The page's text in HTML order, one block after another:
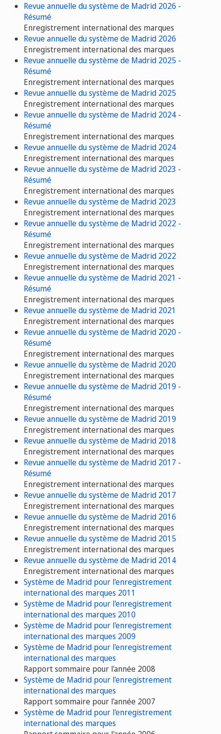
Revue annuelle du système de Madrid 2026 -
Résumé
Enregistrement international des marques
Revue annuelle du système de Madrid 2026
Enregistrement international des marques
Revue annuelle du système de Madrid 2025 -
Résumé
Enregistrement international des marques
Revue annuelle du système de Madrid 2025
Enregistrement international des marques
Revue annuelle du système de Madrid 2024 -
Résumé
Enregistrement international des marques
Revue annuelle du système de Madrid 2024
Enregistrement international des marques
Revue annuelle du système de Madrid 2023 -
Résumé
Enregistrement international des marques
Revue annuelle du système de Madrid 2023
Enregistrement international des marques
Revue annuelle du système de Madrid 2022 -
Résumé
Enregistrement international des marques
Revue annuelle du système de Madrid 2022
Enregistrement international des marques
Revue annuelle du système de Madrid 2021 -
Résumé
Enregistrement international des marques
Revue annuelle du système de Madrid 2021
Enregistrement international des marques
Revue annuelle du système de Madrid 2020 -
Résumé
Enregistrement international des marques
Revue annuelle du système de Madrid 2020
Enregistrement international des marques
Revue annuelle du système de Madrid 2019 -
Résumé
Enregistrement international des marques
Revue annuelle du système de Madrid 2019
Enregistrement international des marques
Revue annuelle du système de Madrid 2018
Enregistrement international des marques
Revue annuelle du système de Madrid 2017 -
Résumé
Enregistrement international des marques
Revue annuelle du système de Madrid 2017
Enregistrement international des marques
Revue annuelle du système de Madrid 2016
Enregistrement international des marques
Revue annuelle du système de Madrid 2015
Enregistrement international des marques
Revue annuelle du système de Madrid 2014
Enregistrement international des marques
Système de Madrid pour l'enregistrement
international des marques 2011
Système de Madrid pour l'enregistrement
international des marques 2010
Système de Madrid pour l'enregistrement
international des marques 2009
Système de Madrid pour l'enregistrement
international des marques
Rapport sommaire pour l'année 2008
Système de Madrid pour l'enregistrement
international des marques
Rapport sommaire pour l'année 2007
Système de Madrid pour l'enregistrement
international des marques